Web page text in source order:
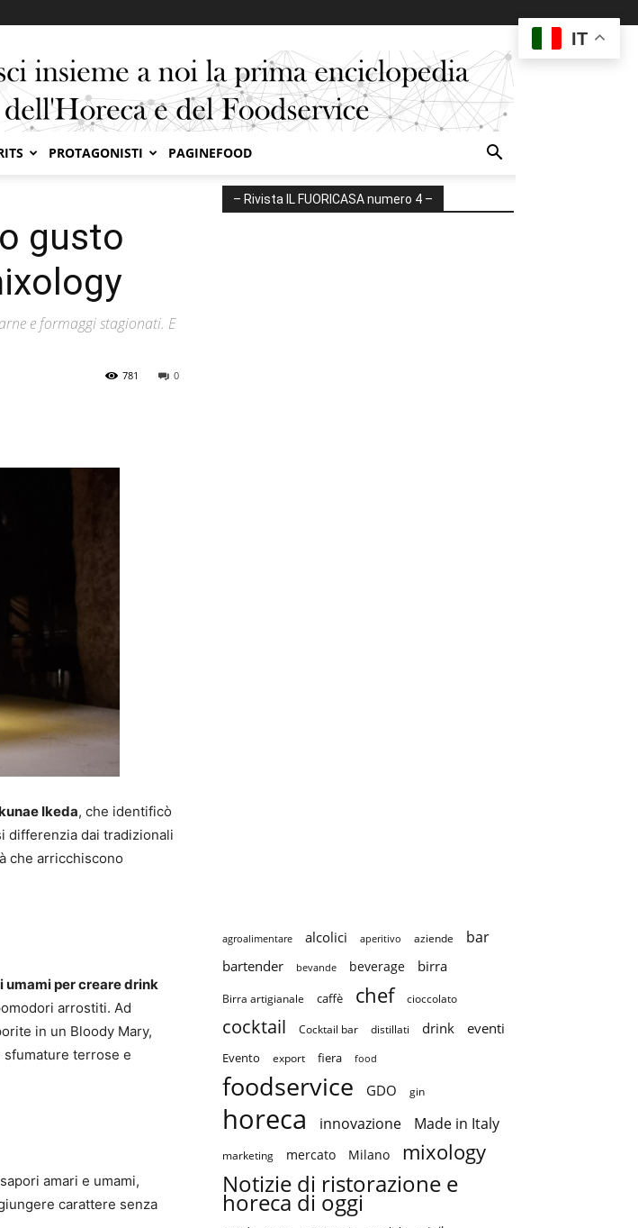
PROTAGONISTI PAGINEFOOD
gusto
e formaggi stagionati. E
0
781
Ikeda, che identificò
differenzia dai tradizionali
che arricchiscono
per creare drink
arrostiti. Ad
in un Bloody Mary,
sfumature terrose e
amari e umami,
carattere senza
– Rivista IL FUORICASA numero 4 –
agroalimentare alcolici aperitivo aziende bar
bartender bevande beverage birra
Birra artigianale caffè chef cioccolato
cocktail Cocktail bar distillati drink eventi
Evento export fiera food
foodservice GDO gin
horeca innovazione Made in Italy
marketing mercato Milano mixology
Notizie di ristorazione e
horeca di oggi
IT